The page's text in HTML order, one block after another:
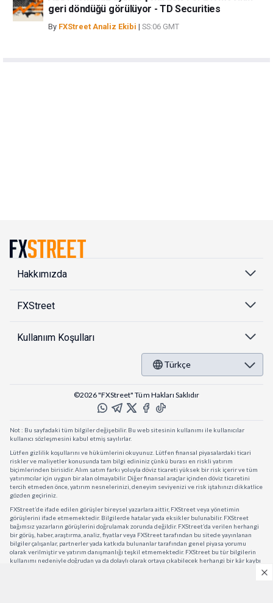
geri döndüğü görülüyor - TD Securities
By FXStreet Analiz Ekibi | SS:06 GMT
Hakkımızda
FXStreet
Kullanıım Koşulları
Türkçe
©2026 "FXStreet" Tüm Hakları Saklıdır
Not : Bu sayfadaki tüm bilgiler değişebilir. Bu web sitesinin kullanımı ile kullanıcılar
kullanıcı sözleşmesini kabul etmiş sayılırlar.
Lütfen gizlilik koşullarını ve hükümlerini okuyunuz. Lütfen finansal piyasalardaki ticari
riskler ve maliyetler konusunda tam bilgi edininiz çünkü burası en riskli yatırım
biçimlerinden birisidir. Alım satım farkı yoluyla döviz ticareti yüksek bir risk içerir ve tüm
yatırımcılar için uygun bir alan olmayabilir. Diğer finansal araçlar içinden döviz ticaretini
tercih etmeden önce, yatırım nesnelerinizi, deneyim seviyenizi ve risk iştahınızı dikkatlice
gözden geçiriniz.
FXStreet’de ifade edilen görüşler bireysel yazarlara aittir, FXStreet veya yönetimin
görüşlerini ifade etmemektedir. Bilgilerde hatalar yada eksikler bulunabilir. FXStreet
bağımsız yazarların görüşlerini doğrulamak zorunda değildir. FXStreet’da verilen herhangi
bir görüş, haber, araştırma, analiz, fiyatlar veya FXStreet tarafından bu sitede yayınlanan
bilgiler çalışanlar, partnerler yada katkıda bulunanlar tarafından genel piyasa yorumu
olarak verilmiştir ve yatırım danışmanlığı teşkil etmemektedir. FXStreet bu tür bilgilerin
kullanımı nedeniyle doğrudan ya da dolaylı olarak ortaya çıkabilecek herhangi bir kâr kaybı